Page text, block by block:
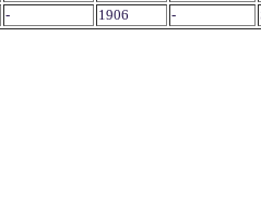
- 1906 -